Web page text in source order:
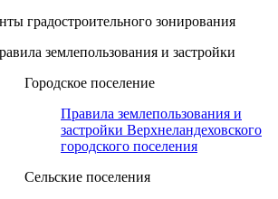
градостроительного зонирования
землепользования и застройки
Городское поселение
Правила землепользования и
застройки Верхнеландеховского
городского поселения
Сельские поселения